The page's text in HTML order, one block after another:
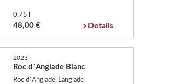
0,75 l
48,00 € Details
2023
Roc d´Anglade Blanc
Roc d´Anglade, Langlade